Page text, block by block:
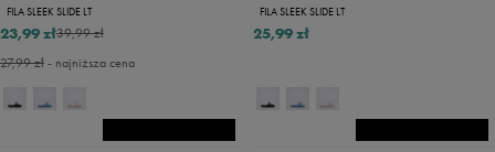
FILA SLEEK SLIDE LT
39,99 zł
23,99 zł
27,99 zł- najniższa cena
FILA SLEEK SLIDE LT
25,99 zł